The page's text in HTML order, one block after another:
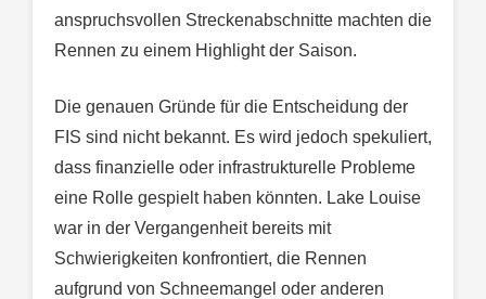
anspruchsvollen Streckenabschnitte machten die
Rennen zu einem Highlight der Saison.
Die genauen Gründe für die Entscheidung der
FIS sind nicht bekannt. Es wird jedoch spekuliert,
dass finanzielle oder infrastrukturelle Probleme
eine Rolle gespielt haben könnten. Lake Louise
war in der Vergangenheit bereits mit
Schwierigkeiten konfrontiert, die Rennen
aufgrund von Schneemangel oder anderen